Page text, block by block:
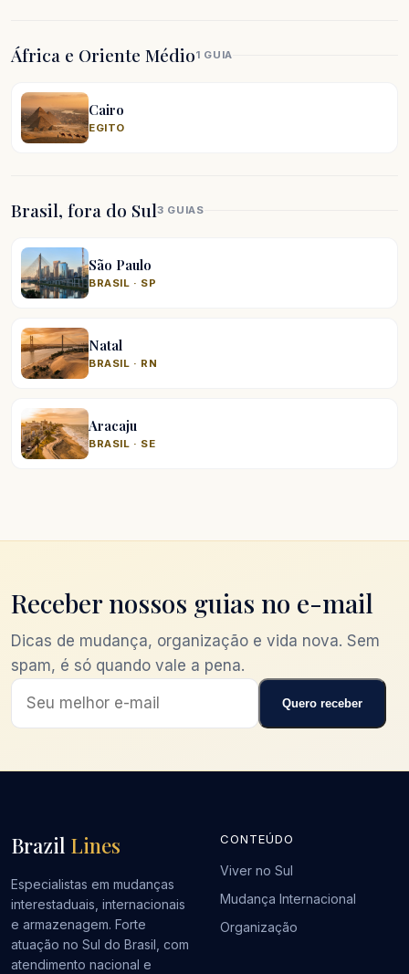
África e Oriente Médio1 GUIA
Cairo
EGITO
Brasil, fora do Sul3 GUIAS
São Paulo
BRASIL · SP
Natal
BRASIL · RN
Aracaju
BRASIL · SE
Receber nossos guias no e-mail
Dicas de mudança, organização e vida nova. Sem
spam, é só quando vale a pena.
Quero receber
Brazil Lines
Especialistas em mudanças
interestaduais, internacionais
e armazenagem. Forte
atuação no Sul do Brasil, com
atendimento nacional e
CONTEÚDO
Viver no Sul
Mudança Internacional
Organização